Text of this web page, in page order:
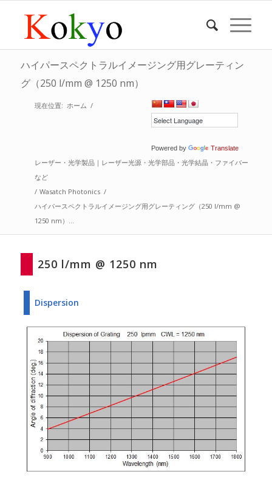
ハイパースペクトラルイメージング用グレーティン
グ（250 l/mm @ 1250 nm）
Powered by Translate
現在位置: ホーム /
レーザー・光学製品｜レーザー光源・光学部品・光学結晶・ファイバー
など
/ Wasatch Photonics /
ハイパースペクトラルイメージング用グレーティング（250 l/mm @
1250 nm）...
250 l/mm @ 1250 nm
Dispersion